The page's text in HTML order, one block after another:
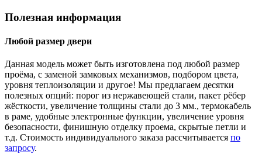
Полезная информация
Любой размер двери
Данная модель может быть изготовлена под любой размер
проёма, с заменой замковых механизмов, подбором цвета,
уровня теплоизоляции и другое! Мы предлагаем десятки
полезных опций: порог из нержавеющей стали, пакет рёбер
жёсткости, увеличение толщины стали до 3 мм., термокабель
в раме, удобные электронные функции, увеличение уровня
безопасности, финишную отделку проема, скрытые петли и
т.д. Стоимость индивидуального заказа рассчитывается по
запросу.